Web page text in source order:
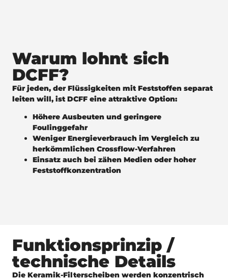
Warum lohnt sich
DCFF?
Für jeden, der Flüssigkeiten mit Feststoffen separat
leiten will, ist DCFF eine attraktive Option:
Höhere Ausbeuten und geringere
Foulinggefahr
Weniger Energieverbrauch im Vergleich zu
herkömmlichen Crossflow-Verfahren
Einsatz auch bei zähen Medien oder hoher
Feststoffkonzentration
Funktionsprinzip /
technische Details
Die Keramik-Filterscheiben werden konzentrisch